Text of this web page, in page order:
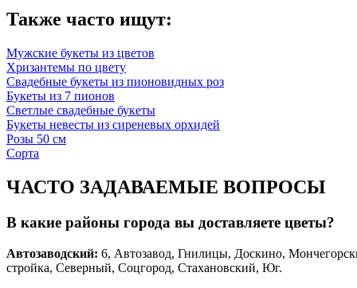
Также часто ищут:
Мужские букеты из цветов
Хризантемы по цвету
Свадебные букеты из пионовидных роз
Букеты из 7 пионов
Светлые свадебные букеты
Букеты невесты из сиреневых орхидей
Розы 50 см
Сорта
ЧАСТО ЗАДАВАЕМЫЕ ВОПРОСЫ
В какие районы города вы доставляете цветы?
Автозаводский: 6, Автозавод, Гнилицы, Доскино,
стройка, Северный, Соцгород, Стахановский, Юг.